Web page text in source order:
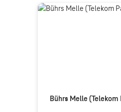
Bührs Melle